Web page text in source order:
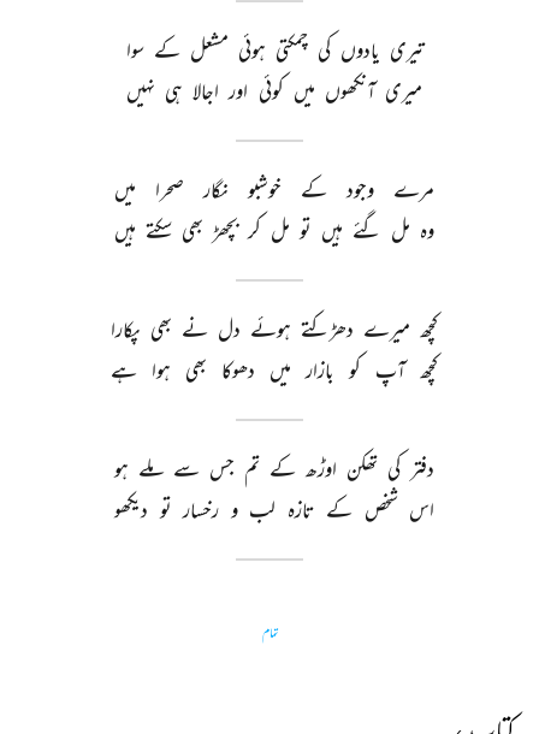
تیری یادوں کی چمکتی ہوئی مشعل کے سوا
میری آنکھوں میں کوئی اور اجالا ہی نہیں
مرے وجود کے خوشبو نگار صحرا
میں
وہ مل گئے ہیں تو مل کر بچھڑ بھی سکتے ہیں
کچھ میرے دھڑکتے ہوئے دل نے بھی پکارا
کچھ آپ کو بازار میں دھوکا بھی ہوا ہے
دفتر کی تھکن اوڑھ کے تم جس سے ملے ہو
اس شخص کے تازہ لب و رخسار تو دیکھو
تمام